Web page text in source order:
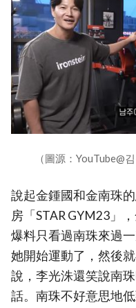
（圖源：YouTube@
說起金鍾國和金南珠
房「STAR GYM23」
爆料只看過南珠來過
她開始運動了，然後
說，李光洙還笑說南
話。南珠不好意思地